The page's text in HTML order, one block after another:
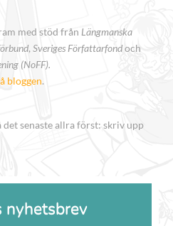
med stöd från Längmanska
, Sveriges Författarfondoch
(NoFF).
bloggen.
senaste allra först: skriv upp
nyhetsbrev